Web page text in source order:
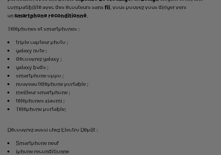
compatibilité avec des écouteurs sans fil, vous pouvez vous diriger vers
unsmartphone reconditionné.
Téléphones et smartphones :
triple capteur photo ;
galaxy note ;
découvrez galaxy ;
galaxy buds ;
smartphone oppo ;
nouveau téléphone portable ;
meilleur smartphone ;
téléphones xiaomi ;
Téléphone portable;
Découvrez aussi chez Electro Dépôt :
Smartphone neuf
iphone reconditionne